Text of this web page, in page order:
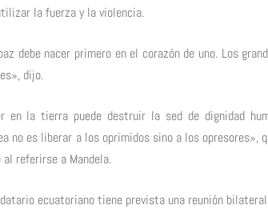
la fuerza y la violencia.
debe nacer primero en el corazón de uno. Los
dijo.
en la tierra puede destruir la sed de dignidad
no es liberar a los oprimidos sino a los opresores»,
referirse a Mandela.
ecuatoriano tiene prevista una reunión